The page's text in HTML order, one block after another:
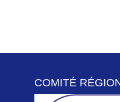
COMITÉ